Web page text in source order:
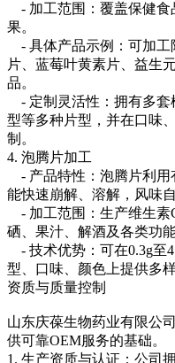
- 加工范围：覆盖保健食
果。
- 具体产品示例：可加工
片、蓝莓叶黄素片、益生
品。
- 定制灵活性：拥有多套
型等多种片型，并在口味
制。
4. 泡腾片加工
- 产品特性：泡腾片利用
能快速崩解、溶解，风味
- 加工范围：生产维生素
硒、果汁、解酒及各类功
- 技术优势：可在0.3g至
型、口味、颜色上提供多
资质与质量控制
山东庆葆生物药业有限公
供可靠OEM服务的基础。
1. 生产资质与认证：公司